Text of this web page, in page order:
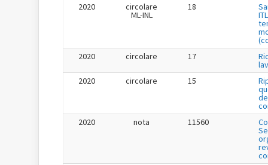
2020
circolare
ML-INL
18
2020
circolare 17
2020
circolare 15
2020
nota 11560